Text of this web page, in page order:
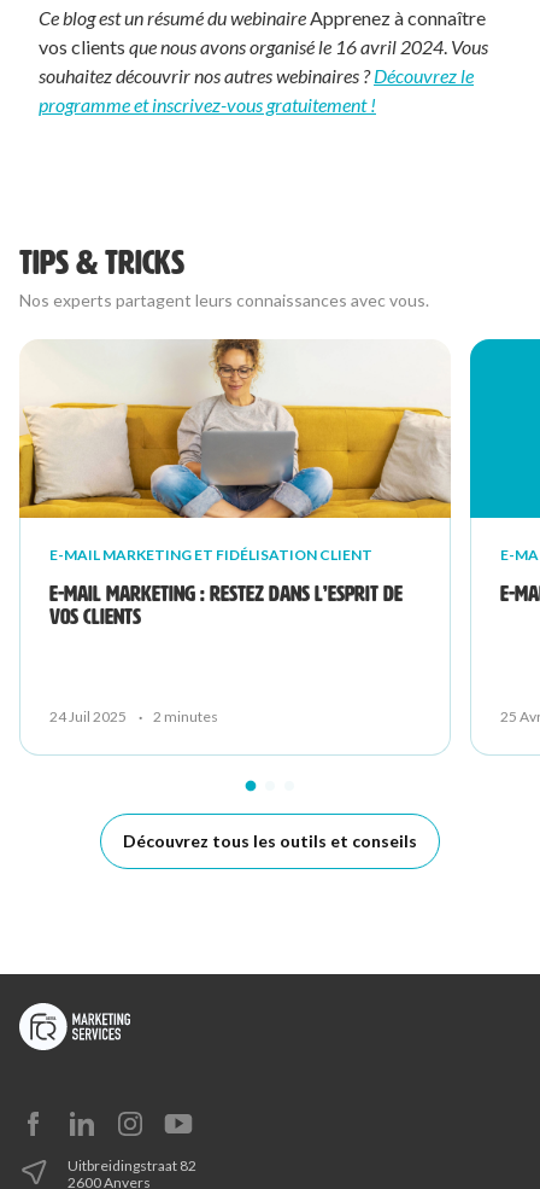
Ce blog est un résumé du webinaireApprenez à connaître
vos clients que nous avons organisé le 16 avril 2024. Vous
souhaitez découvrir nos autres webinaires ?Découvrez le
programme et inscrivez-vous gratuitement !
TIPS & TRICKS
Nos experts partagent leurs connaissances avec vous.
E-MAIL MARKETING ET FIDÉLISATION CLIENT
E-mail marketing : restez dans l’esprit de
vos clients
24 Juil 2025 · 2 minutes
E-
E-
25
Découvrez tous les outils et conseils
Uitbreidingstraat 82
2600 Anvers